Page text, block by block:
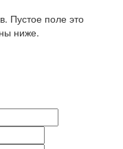
Пустое поле это
ниже.